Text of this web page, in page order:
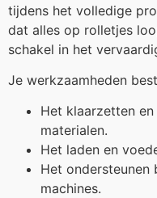
tijdens het volledige
dat alles op rolletjes
schakel in het
Je werkzaamheden
Het klaarzetten
materialen.
Het laden en
Het ondersteunen
machines.